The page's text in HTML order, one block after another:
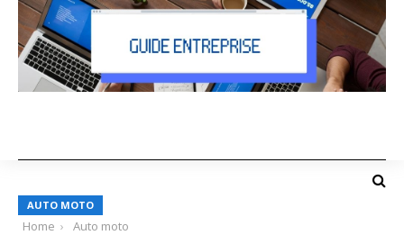
AUTO MOTO
Home
Auto moto